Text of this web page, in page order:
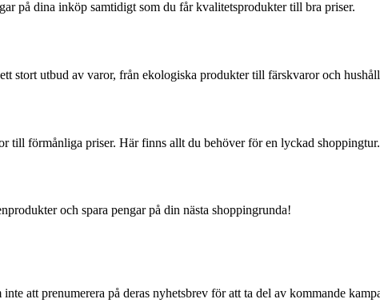
på dina inköp samtidigt som du får kvalitetsprodukter till bra priser.
stort utbud av varor, från ekologiska produkter till färskvaror och
förmånliga priser. Här finns allt du behöver för en lyckad shoppingtur.
och spara pengar på din nästa shoppingrunda!
att prenumerera på deras nyhetsbrev för att ta del av kommande